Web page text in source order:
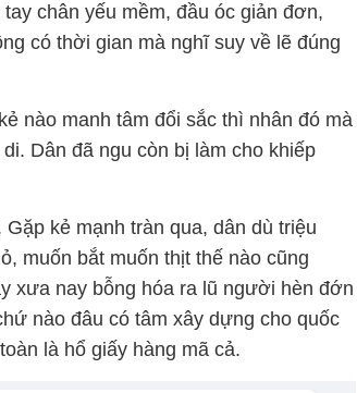
chân yếu mềm, đầu óc giản đơn,
có thời gian mà nghĩ suy về lẽ đúng
nào manh tâm đổi sắc thì nhân đó mà
Dân đã ngu còn bị làm cho khiếp
kẻ mạnh tràn qua, dân dù triệu
muốn bắt muốn thịt thế nào cũng
xưa nay bỗng hóa ra lũ người hèn đớn
nào đâu có tâm xây dựng cho quốc
là hổ giấy hàng mã cả.